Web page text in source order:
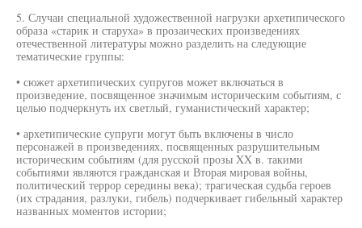
5. Случаи специальной художественной нагрузки архетипического
образа «старик и старуха» в прозаических произведениях
отечественной литературы можно разделить на следующие
тематические группы:
• сюжет архетипических супругов может включаться в
произведение, посвященное значимым историческим событиям, с
целью подчеркнуть их светлый, гуманистический характер;
• архетипические супруги могут быть включены в число
персонажей в произведениях, посвященных разрушительным
историческим событиям (для русской прозы XX в. такими
событиями являются гражданская и Вторая мировая войны,
политический террор середины века); трагическая судьба героев
(их страдания, разлуки, гибель) подчеркивает гибельный характер
названных моментов истории;